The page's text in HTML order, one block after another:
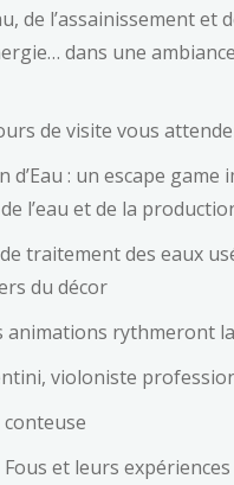
de l’assainissement et
dans une
de visite vous
d’Eau : un escape game
l’eau et de la
traitement des eaux
du décor
animations rythmeront
violoniste
Fous et leurs expériences